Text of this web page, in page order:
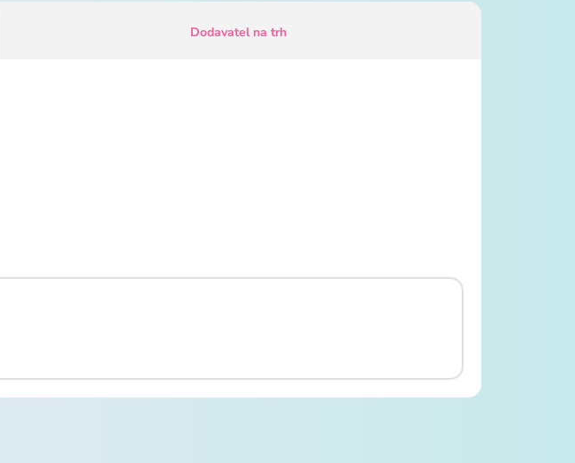
Dodavatel na trh